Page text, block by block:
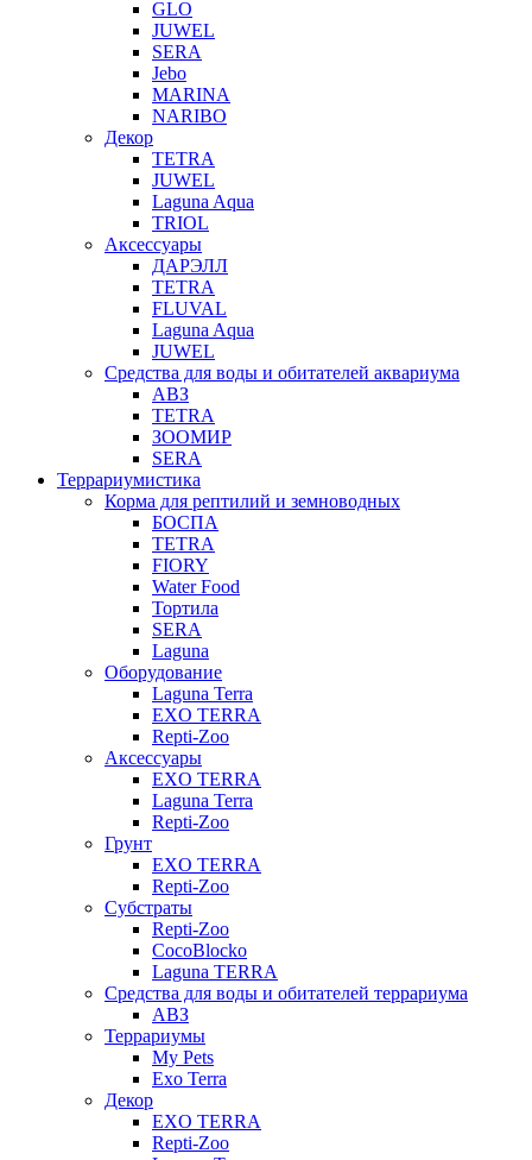
GLO
JUWEL
SERA
Jebo
MARINA
NARIBO
Декор
TETRA
JUWEL
Laguna Aqua
TRIOL
Аксессуары
ДАРЭЛЛ
TETRA
FLUVAL
Laguna Aqua
JUWEL
Средства для воды и обитателей аквариума
АВЗ
TETRA
ЗООМИР
SERA
Террариумистика
Корма для рептилий и земноводных
БОСПА
TETRA
FIORY
Water Food
Тортила
SERA
Laguna
Оборудование
Laguna Terra
EXO TERRA
Repti-Zoo
Аксессуары
EXO TERRA
Laguna Terra
Repti-Zoo
Грунт
EXO TERRA
Repti-Zoo
Субстраты
Repti-Zoo
CocoBlocko
Laguna TERRA
Средства для воды и обитателей террариума
АВЗ
Террариумы
My Pets
Exo Terra
Декор
EXO TERRA
Repti-Zoo